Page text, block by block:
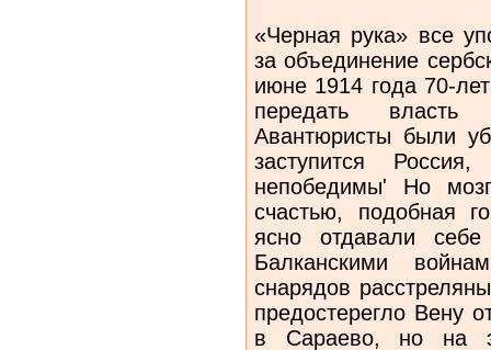
«Черная рука» все
за объединение
июне 1914 года 70-
передать власть
Авантюристы были
заступится
непобедимы' Но
счастью, подобная
ясно отдавали
Балканскими
снарядов
предостерегло Вену
в Сараево, но на